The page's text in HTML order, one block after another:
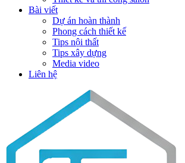
Bài viết
Dự án hoàn thành
Phong cách thiết kế
Tips nội thất
Tips xây dựng
Media video
Liên hệ